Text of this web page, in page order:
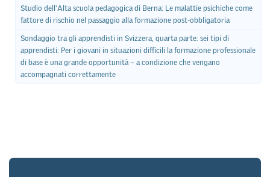
Studio dell'Alta scuola pedagogica di Berna: Le malattie psichiche come
fattore di rischio nel passaggio alla formazione post-obbligatoria
Sondaggio tra gli apprendisti in Svizzera, quarta parte: sei tipi di
apprendisti: Per i giovani in situazioni difficili la formazione professionale
di base è una grande opportunità – a condizione che vengano
accompagnati correttamente